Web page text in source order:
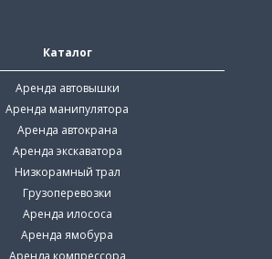
Каталог
Аренда автовышки
Аренда манипулятора
Аренда автокрана
Аренда экскаватора
Низкорамный трал
Грузоперевозки
Аренда илососа
Аренда ямобура
Аренда компрессора